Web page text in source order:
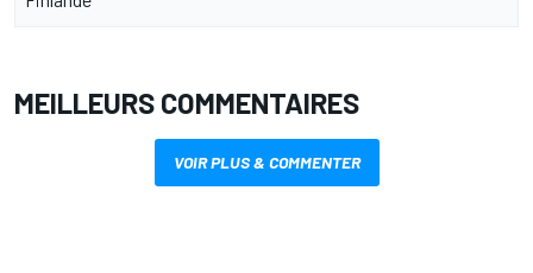
MEILLEURS COMMENTAIRES
VOIR PLUS & COMMENTER